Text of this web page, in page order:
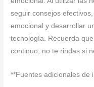
seguir consejos
emocional y desarrollar
tecnología. Recuerda
continuo; no te rindas si
**Fuentes adicionales de